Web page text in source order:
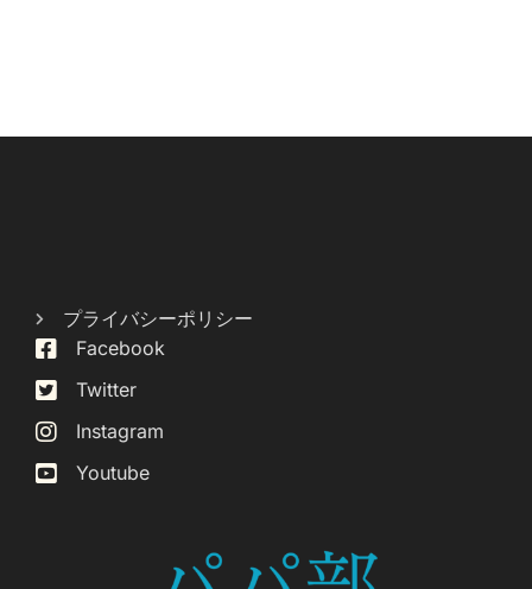
プライバシーポリシー
Facebook
Twitter
Instagram
Youtube